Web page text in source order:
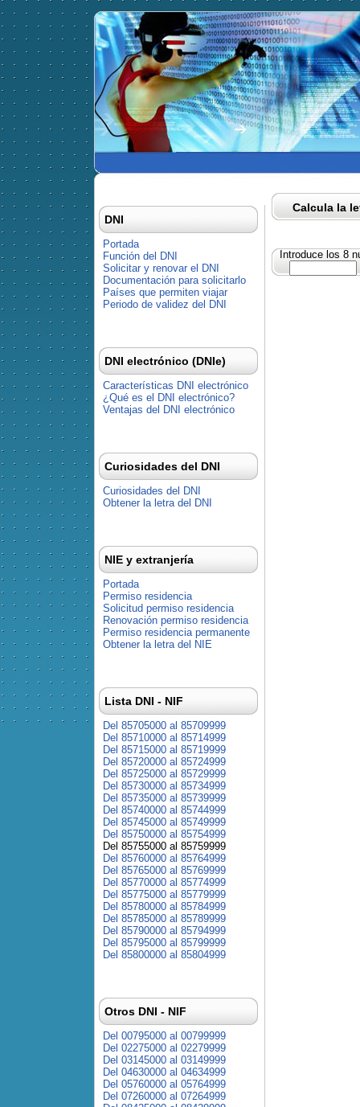
Calcula la
Introduce los 8
DNI
Portada
Función del DNI
Solicitar y renovar el DNI
Documentación para solicitarlo
Países que permiten viajar
Periodo de validez del DNI
DNI electrónico (DNIe)
Características DNI electrónico
¿Qué es el DNI electrónico?
Ventajas del DNI electrónico
Curiosidades del DNI
Curiosidades del DNI
Obtener la letra del DNI
NIE y extranjería
Portada
Permiso residencia
Solicitud permiso residencia
Renovación permiso residencia
Permiso residencia permanente
Obtener la letra del NIE
Lista DNI - NIF
Del 85705000 al 85709999
Del 85710000 al 85714999
Del 85715000 al 85719999
Del 85720000 al 85724999
Del 85725000 al 85729999
Del 85730000 al 85734999
Del 85735000 al 85739999
Del 85740000 al 85744999
Del 85745000 al 85749999
Del 85750000 al 85754999
Del 85755000 al 85759999
Del 85760000 al 85764999
Del 85765000 al 85769999
Del 85770000 al 85774999
Del 85775000 al 85779999
Del 85780000 al 85784999
Del 85785000 al 85789999
Del 85790000 al 85794999
Del 85795000 al 85799999
Del 85800000 al 85804999
Otros DNI - NIF
Del 00795000 al 00799999
Del 02275000 al 02279999
Del 03145000 al 03149999
Del 04630000 al 04634999
Del 05760000 al 05764999
Del 07260000 al 07264999